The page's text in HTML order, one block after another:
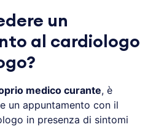
un
al cardiologo
medico curante, è
un appuntamento con il
in presenza di sintomi